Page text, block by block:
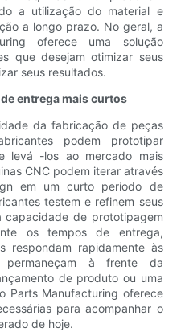
a utilização do material e
a longo prazo. No geral, a
oferece uma solução
que desejam otimizar seus
seus resultados.
entrega mais curtos
da fabricação de peças
podem prototipar
levá -los ao mercado mais
CNC podem iterar através
em um curto período de
testem e refinem seus
capacidade de prototipagem
os tempos de entrega,
respondam rapidamente às
à frente da
de produto ou uma
Parts Manufacturing oferece
para acompanhar o
de hoje.